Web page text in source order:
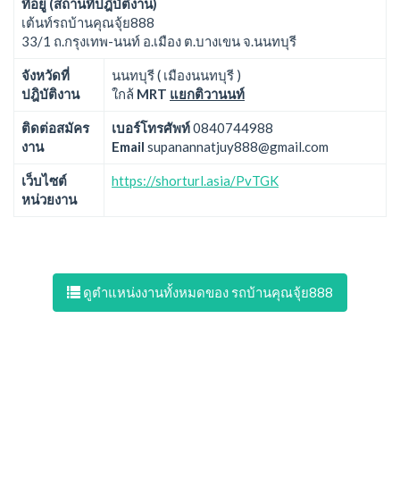
เต้นท์รถบ้านคุณจุ้ย888
33/1 ถ.กรุงเทพ-นนท์ อ.เมือง ต.บางเขน จ.นนทบุรี
จังหวัดที่
ปฎิบัติงาน
นนทบุรี ( เมืองนนทบุรี )
ใกล้ MRT แยกติวานนท์
ติดต่อสมัคร
งาน
เบอร์โทรศัพท์0840744988
Email supanannatjuy888@gmail.com
เว็บไซต์
หน่วยงาน
https://shorturl.asia/PvTGK
ดูตำแหน่งงานทั้งหมดของ รถบ้านคุณจุ้ย888